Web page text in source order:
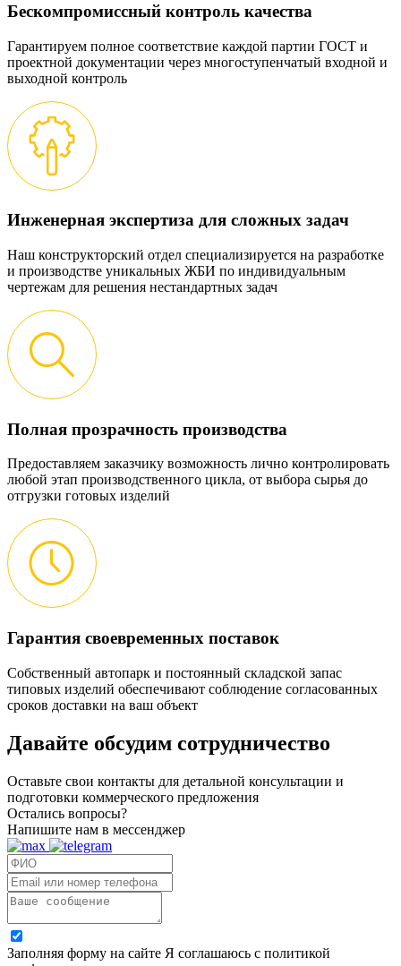
Бескомпромиссный контроль качества
Гарантируем полное соответствие каждой партии ГОСТ и
проектной документации через многоступенчатый входной и
выходной контроль
Инженерная экспертиза для сложных задач
Наш конструкторский отдел специализируется на разработке
и производстве уникальных ЖБИ по индивидуальным
чертежам для решения нестандартных задач
Полная прозрачность производства
Предоставляем заказчику возможность лично контролировать
любой этап производственного цикла, от выбора сырья до
отгрузки готовых изделий
Гарантия своевременных поставок
Собственный автопарк и постоянный складской запас
типовых изделий обеспечивают соблюдение согласованных
сроков доставки на ваш объект
Давайте обсудим сотрудничество
Оставьте свои контакты для детальной консультации и
подготовки коммерческого предложения
Остались вопросы?
Напишите нам в мессенджер
Заполняя форму на сайте Я соглашаюсь с политикой